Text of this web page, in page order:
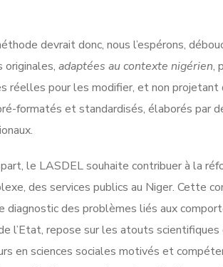
devrait donc, nous l’espérons,
originales, adaptées au contexte nigérien,
réelles pour les modifier, et non projetant
formatés et standardisés, élaborés par
le LASDEL souhaite contribuer à la
des services publics au Niger. Cette
diagnostic des problèmes liés aux
l’Etat, repose sur les atouts scientifiques
en sciences sociales motivés et